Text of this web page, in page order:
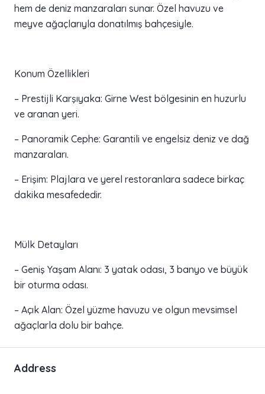
hem de deniz manzaraları sunar. Özel havuzu ve
meyve ağaçlarıyla donatılmış bahçesiyle.
Konum Özellikleri
– Prestijli Karşıyaka: Girne West bölgesinin en huzurlu
ve aranan yeri.
– Panoramik Cephe: Garantili ve engelsiz deniz ve dağ
manzaraları.
– Erişim: Plajlara ve yerel restoranlara sadece birkaç
dakika mesafededir.
Mülk Detayları
– Geniş Yaşam Alanı: 3 yatak odası, 3 banyo ve büyük
bir oturma odası.
– Açık Alan: Özel yüzme havuzu ve olgun mevsimsel
ağaçlarla dolu bir bahçe.
Address